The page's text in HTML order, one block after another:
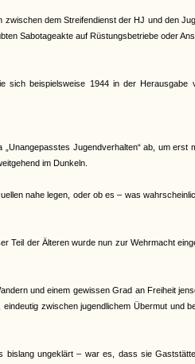
dem Streifendienst der HJ und den
Sabotageakte auf Rüstungsbetriebe oder
sich beispielsweise 1944 in der Herausgabe
Jugendverhalten“ ab, um erst
im Dunkeln.
nahe legen, oder ob es – was
Teil der Älteren wurde nun zur Wehrmacht
und einem gewissen Grad an Freiheit
zwischen jugendlichem Übermut und
bislang ungeklärt – war es, dass sie